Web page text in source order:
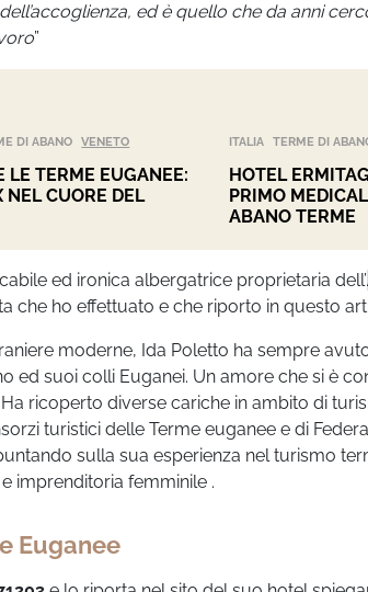
ed è quello che da anni
”
DI ABANO VENETO
LE TERME EUGANEE:
NEL CUORE DEL
ITALIA TERME DI
HOTEL
PRIMO
ABANO TERME
ed ironica albergatrice proprietaria dell’
che ho effettuato e che riporto in questo
moderne, Ida Poletto ha sempre
ed suoi colli Euganei. Un amore che si è
ricoperto diverse cariche in ambito di
turistici delle Terme euganee e di
sulla sua esperienza nel turismo
imprenditoria femminile .
Euganee